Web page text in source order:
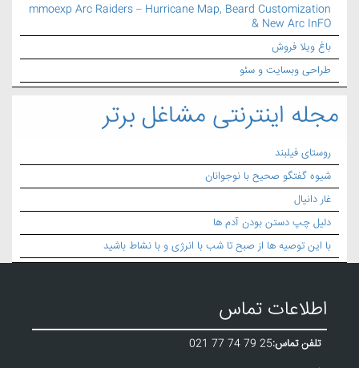
mmoexp Arc Raiders – Hurricane Map, Beard Customization
& New Arc InFO
باغ ویلا فروش
طراحی وبسایت و سئو
مجله اینترنتی مشاغل برتر
روستای فیلبند
شیوه گفتگو صحیح با نوجوانان
غار دانیال
دلیل چپ دستن بودن آدم ها
با این توصیه ها از صبح تا شب با انرژی و با نشاط باشید
اطلاعات تماس
تلفن تماس:021 77 74 79 25